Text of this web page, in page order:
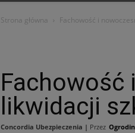
Strona główna Fachowość i
Fachowość
likwidacji
Concordia Ubezpieczenia | Przez